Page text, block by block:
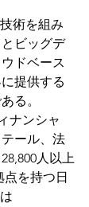
術を組み
ビッグデ
ドベース
提供する
る。
ナンシャ
ール、法
人以上
点を持つ日